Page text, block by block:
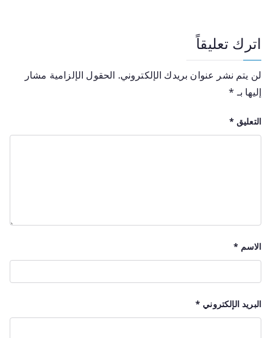
اترك تعليقاً
لن يتم نشر عنوان بريدك الإلكتروني. الحقول الإلزامية مشار
إليها بـ *
التعليق *
الاسم *
البريد الإلكتروني *